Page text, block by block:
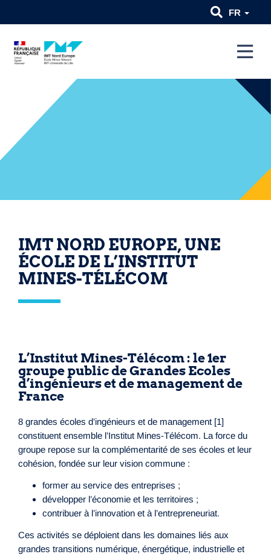
FR
IMT NORD EUROPE, UNE
ÉCOLE DE L’INSTITUT
MINES-TÉLÉCOM
L’Institut Mines-Télécom : le 1er
groupe public de Grandes Ecoles
d’ingénieurs et de management de
France
8 grandes écoles d’ingénieurs et de management [1]
constituent ensemble l’Institut Mines-Télécom. La force du
groupe repose sur la complémentarité de ses écoles et leur
cohésion, fondée sur leur vision commune :
former au service des entreprises ;
développer l’économie et les territoires ;
contribuer à l’innovation et à l’entrepreneuriat.
Ces activités se déploient dans les domaines liés aux
grandes transitions numérique, énergétique, industrielle et